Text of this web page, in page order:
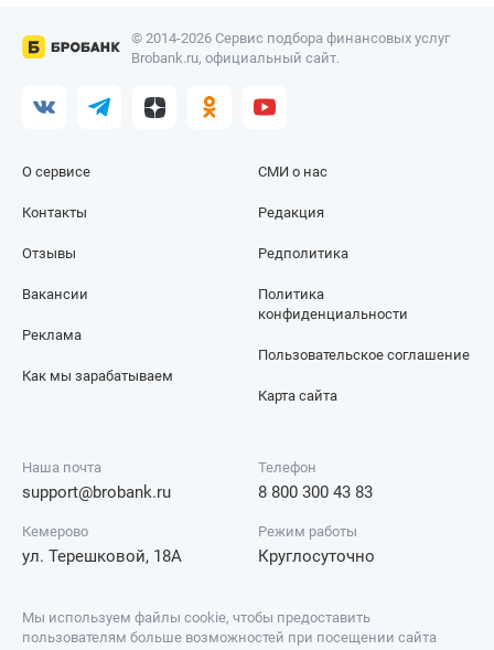
© 2014-2026 Сервис подбора финансовых услуг
Brobank.ru, официальный сайт.
О сервисе
Контакты
Отзывы
СМИ о нас
Редакция
Редполитика
Вакансии
Реклама
Как мы зарабатываем
Политика
конфиденциальности
Пользовательское соглашение
Карта сайта
Наша почта
support@brobank.ru
Телефон
8 800 300 43 83
Кемерово
ул. Терешковой, 18А
Режим работы
Круглосуточно
Мы используем файлы cookie, чтобы предоставить
пользователям больше возможностей при посещении сайта